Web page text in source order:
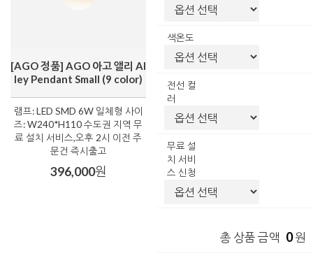
[AGO 정품] AGO 아고 앨리 Al
ley Pendant Small (9 color)
램프: LED SMD 6W 일체형 사이
즈: W240*H110 수도권 지역 무
료 설치 서비스,오후 2시 이전 주
문건 즉시출고
396,000원
색온도
전선 컬
러
무료 설
치 서비
스 신청
총 상품 금액 0원